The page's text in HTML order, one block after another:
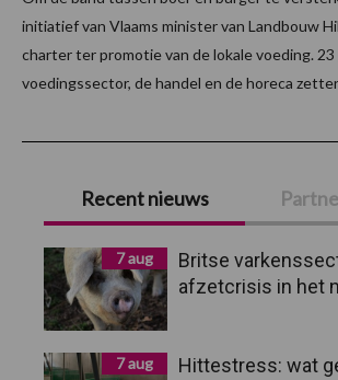
initiatief van Vlaams minister van Landbouw
charter ter promotie van de lokale voeding.
voedingssector, de handel en de horeca
Primaire
Sidebar
Recent nieuws
7 aug
Britse
afzetcrisis in het
7 aug
Hittestress: wat